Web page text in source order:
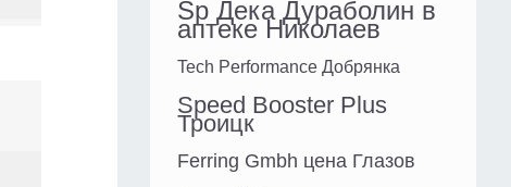
Sp Дека Дураболин в
аптеке Николаев
Tech Performance Добрянка
Speed Booster Plus
Троицк
Ferring Gmbh цена Глазов